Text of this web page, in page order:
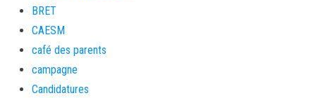
BRET
CAESM
café des parents
campagne
Candidatures